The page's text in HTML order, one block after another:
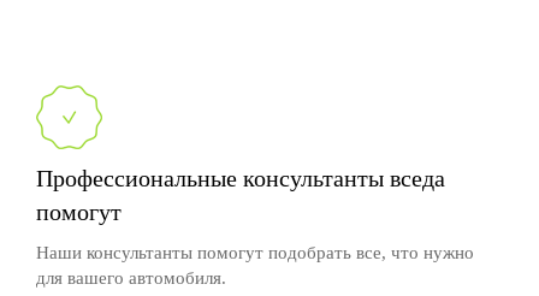
Профессиональные консультанты вседа
помогут
Наши консультанты помогут подобрать все, что нужно
для вашего автомобиля.